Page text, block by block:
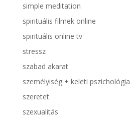
simple meditation
spirituális filmek online
spirituális online tv
stressz
szabad akarat
személyiség + keleti pszichológia
szeretet
szexualitás